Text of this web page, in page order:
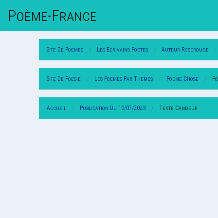
Poème-FrAnce
Site De Poemes Les Ecrivains Poetes Auteur Roserouge
Site De Poesie Les Poemes Par Themes Poeme Chose
Accueil Publication Du 10/07/2023 Texte Candeur